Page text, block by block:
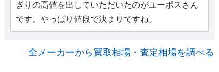
ぎりの高値を出していただいたのがユーポスさん
です。やっぱり値段で決まりですね。
全メーカーから買取相場・査定相場を調べる